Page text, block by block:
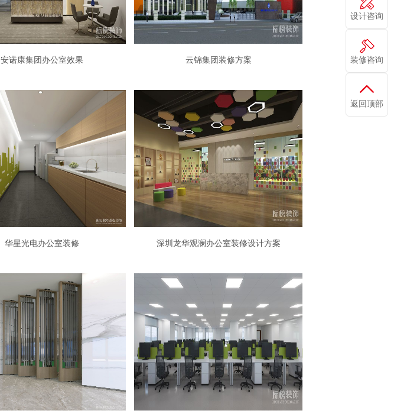
安诺康集团办公室效果 云锦集团装修方案
华星光电办公室装修 深圳龙华观澜办公室装修设计方案
设计咨询
装修咨询
返回顶部